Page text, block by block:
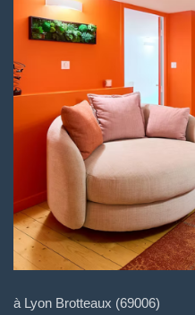
à Lyon Brotteaux (69006)